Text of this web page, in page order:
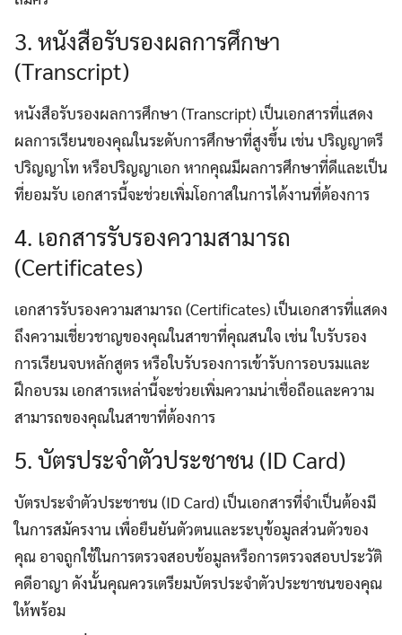
3. หนังสือรับรองผลการศึกษา
(Transcript)
หนังสือรับรองผลการศึกษา (Transcript) เป็นเอกสารที่แสดง
ผลการเรียนของคุณในระดับการศึกษาที่สูงขึ้น เช่น ปริญญาตรี
ปริญญาโท หรือปริญญาเอก หากคุณมีผลการศึกษาที่ดีและเป็น
ที่ยอมรับ เอกสารนี้จะช่วยเพิ่มโอกาสในการได้งานที่ต้องการ
4. เอกสารรับรองความสามารถ
(Certificates)
เอกสารรับรองความสามารถ (Certificates) เป็นเอกสารที่แสดง
ถึงความเชี่ยวชาญของคุณในสาขาที่คุณสนใจ เช่น ใบรับรอง
การเรียนจบหลักสูตร หรือใบรับรองการเข้ารับการอบรมและ
ฝึกอบรม เอกสารเหล่านี้จะช่วยเพิ่มความน่าเชื่อถือและความ
สามารถของคุณในสาขาที่ต้องการ
5. บัตรประจำตัวประชาชน (ID Card)
บัตรประจำตัวประชาชน (ID Card) เป็นเอกสารที่จำเป็นต้องมี
ในการสมัครงาน เพื่อยืนยันตัวตนและระบุข้อมูลส่วนตัวของ
คุณ อาจถูกใช้ในการตรวจสอบข้อมูลหรือการตรวจสอบประวัติ
คดีอาญา ดังนั้นคุณควรเตรียมบัตรประจำตัวประชาชนของคุณ
ให้พร้อม